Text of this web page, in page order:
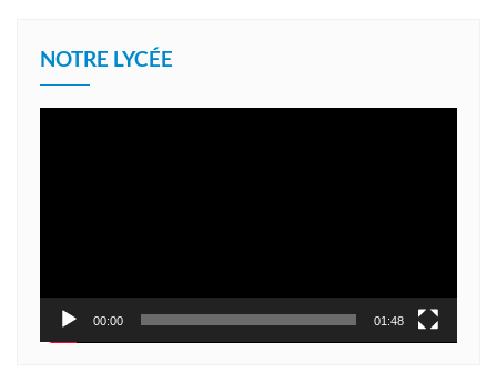
NOTRE LYCÉE
00:00 01:48